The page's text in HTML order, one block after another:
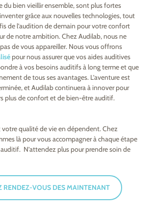
du bien vieillir ensemble, sont plus fortes
grâce aux nouvelles technologies, tout
de l’audition de demain pour votre confort
de notre ambition. Chez Audilab, nous ne
de vous appareiller. Nous vous offrons
pour nous assurer que vos aides auditives
à vos besoins auditifs à long terme et que
de tous ses avantages. L’aventure est
et Audilab continuera à innover pour
plus de confort et de bien-être auditif.
qualité de vie en dépendent. Chez
là pour vous accompagner à chaque étape
N’attendez plus pour prendre soin de
RENDEZ-VOUS DES MAINTENANT